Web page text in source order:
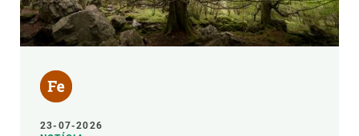
23-07-2026